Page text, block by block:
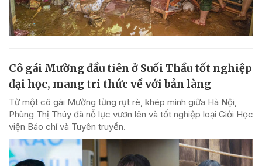
Cô gái Mường đầu tiên ở Suối Thầu tốt nghiệp
đại học, mang tri thức về với bản làng
Từ một cô gái Mường từng rụt rè, khép mình giữa Hà Nội,
Phùng Thị Thúy đã nỗ lực vươn lên và tốt nghiệp loại Giỏi Học
viện Báo chí và Tuyên truyền.